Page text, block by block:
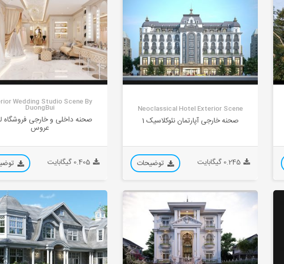
Neoclassical Hotel Exterior Scene
صحنه خارجی آپارتمان نئوکلاسیک 1
0.245 گیگابایت توضیحات
Wedding Studio Scene By
DuongBui
صحنه داخلی و خارجی فروشگاه
عروس
0.405 گیگابایت